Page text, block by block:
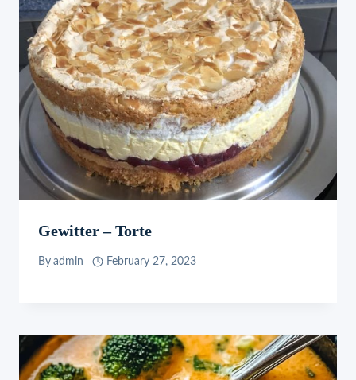
Gewitter – Torte
By admin February 27, 2023